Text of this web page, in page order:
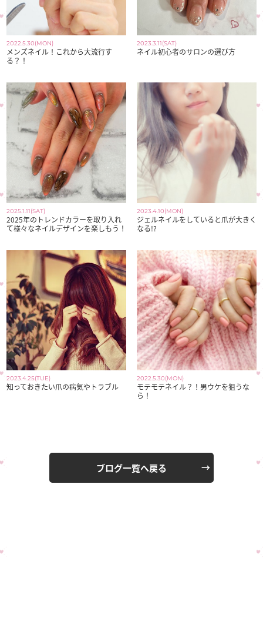
2022.5.30(MON)
メンズネイル！これから大流行す
る？！
2023.3.11(SAT)
ネイル初心者のサロンの選び方
2025.1.11(SAT)
2025年のトレンドカラーを取り入れ
て様々なネイルデザインを楽しもう！
2023.4.10(MON)
ジェルネイルをしていると爪が大きく
なる!?
2023.4.25(TUE)
知っておきたい爪の病気やトラブル
2022.5.30(MON)
モテモテネイル？！男ウケを狙うな
ら！
ブログ一覧へ戻る